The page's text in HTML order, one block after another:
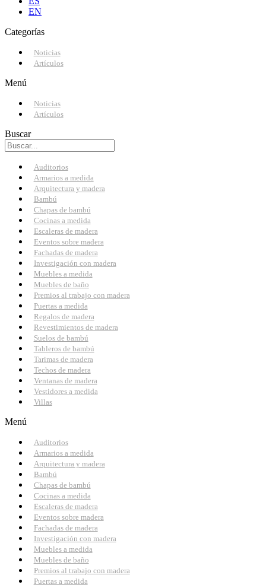
EN
Categorías
Noticias
Artículos
Menú
Noticias
Artículos
Buscar
Auditorios
Armarios a medida
Arquitectura y madera
Bambú
Chapas de bambú
Cocinas a medida
Escaleras de madera
Eventos sobre madera
Fachadas de madera
Investigación con madera
Muebles a medida
Muebles de baño
Premios al trabajo con madera
Puertas a medida
Regalos de madera
Revestimientos de madera
Suelos de bambú
Tableros de bambú
Tarimas de madera
Techos de madera
Ventanas de madera
Vestidores a medida
Villas
Menú
Auditorios
Armarios a medida
Arquitectura y madera
Bambú
Chapas de bambú
Cocinas a medida
Escaleras de madera
Eventos sobre madera
Fachadas de madera
Investigación con madera
Muebles a medida
Muebles de baño
Premios al trabajo con madera
Puertas a medida